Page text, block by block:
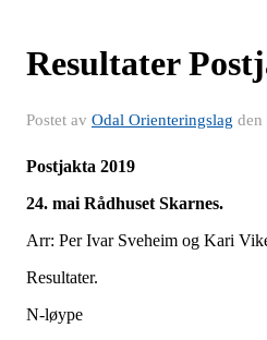
Resultater
Postet av Odal Orienteringslag den
Postjakta 2019
24. mai Rådhuset Skarnes.
Arr: Per Ivar Sveheim og Kari
Resultater.
N-løype